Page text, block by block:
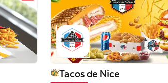
Tacos de Nice